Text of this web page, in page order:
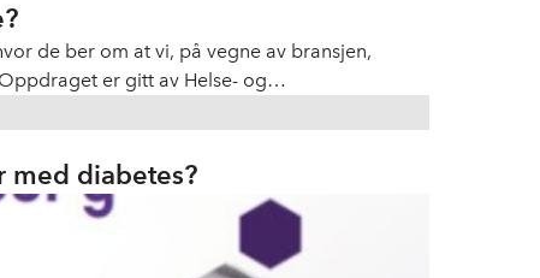
de ber om at vi, på vegne av bransjen,
er gitt av Helse- og
«utrede og implementere nødvendige
økt bruk av medisinsk avstandsoppfølging.
med diabetes?